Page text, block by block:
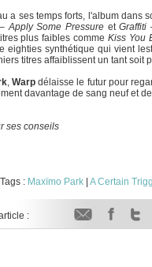
a ses temps forts, l'album dans
–Apply Some Pressure etGraffiti
plus faibles comme Kiss You
eighties synthétique qui vient
titres affaiblissent un tant soit
, Warpdélaisse le futur pour
davantage de sang neuf et
ses conseils
Tags : Maxïmo Park| A Certain
: